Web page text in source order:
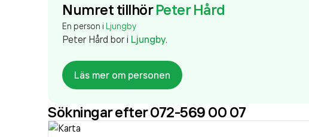
Numret tillhör Peter Hård
En person i Ljungby
Peter Hård bori Ljungby.
Läs mer om personen
Sökningar efter 072-569 00 07